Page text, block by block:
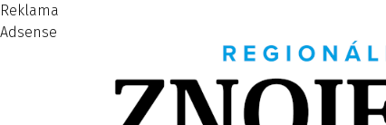
Reklama
Adsense